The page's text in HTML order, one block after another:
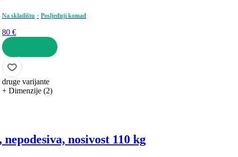
Na skladištu Posljednji komad
80 €
U KOŠARICU
druge varijante
+ Dimenzije (2)
nosivost 110 kg